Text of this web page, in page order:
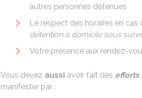
autres personnes détenues
Le respect des horaires en cas
détention à domicile sous
Votre présence aux rendez-
Vous devez aussi avoir fait des efforts
manifester par :